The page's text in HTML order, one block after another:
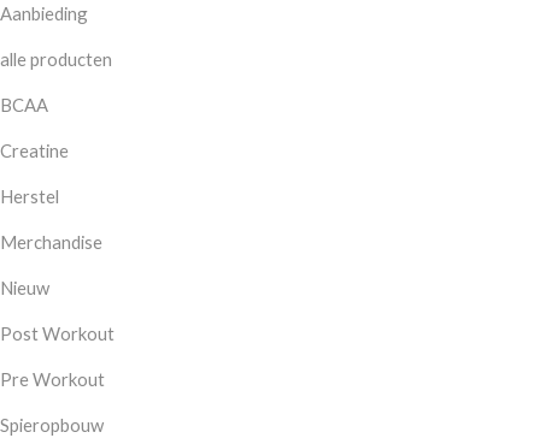
Aanbieding
alle producten
BCAA
Creatine
Herstel
Merchandise
Nieuw
Post Workout
Pre Workout
Spieropbouw